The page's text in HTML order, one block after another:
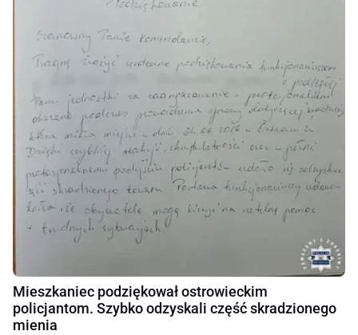
Mieszkaniec podziękował ostrowieckim
policjantom. Szybko odzyskali część skradzionego
mienia